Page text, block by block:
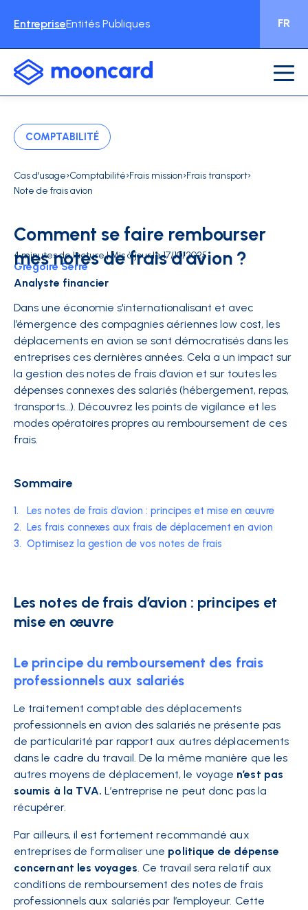
EntrepriseEntités Publiques FR
COMPTABILITÉ
Cas d'usage›Comptabilité›Frais mission›Frais transport›
Note de frais avion
Comment se faire rembourser
mes notes de frais d'avion ?
4 minutes de lecture | Mis à jour le 17/10/2025
Grégoire Serre
Analyste financier
Dans une économie s'internationalisant et avec
l’émergence des compagnies aériennes low cost, les
déplacements en avion se sont démocratisés dans les
entreprises ces dernières années. Cela a un impact sur
la gestion des notes de frais d’avion et sur toutes les
dépenses connexes des salariés (hébergement, repas,
transports…). Découvrez les points de vigilance et les
modes opératoires propres au remboursement de ces
frais.
Sommaire
1.
Les notes de frais d’avion : principes et mise en œuvre
2. Les frais connexes aux frais de déplacement en avion
3. Optimisez la gestion de vos notes de frais
Les notes de frais d’avion : principes et
mise en œuvre
Le principe du remboursement des frais
professionnels aux salariés
Le traitement comptable des déplacements
professionnels en avion des salariés ne présente pas
de particularité par rapport aux autres déplacements
dans le cadre du travail. De la même manière que les
autres moyens de déplacement, le voyage n’est pas
soumis à la TVA.L’entreprise ne peut donc pas la
récupérer.
Par ailleurs, il est fortement recommandé aux
entreprises de formaliser une politique de dépense
concernant les voyages. Ce travail sera relatif aux
conditions de remboursement des notes de frais
professionnels aux salariés par l’employeur. Cette